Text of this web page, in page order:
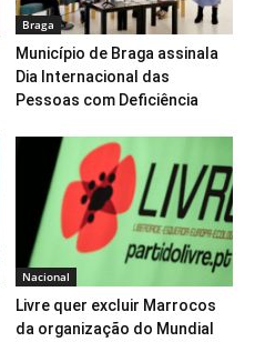
Braga
Município de Braga assinala
Dia Internacional das
Pessoas com Deficiência
Nacional
Livre quer excluir Marrocos
da organização do Mundial